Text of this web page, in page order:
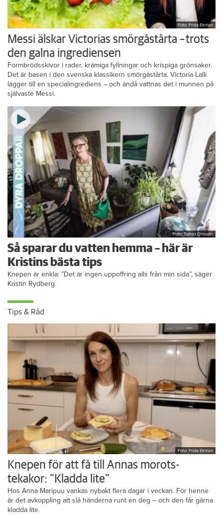
Foto: Frida Ekman
Messi älskar Victorias smörgåstårta – trots
den galna ingrediensen
Formbrödsskivor i rader, krämiga fyllningar och krispiga grönsaker.
Det är basen i den svenska klassikern smörgåstårta. Victoria Lalli
lägger till en specialingrediens – och ändå vattnas det i munnen på
självaste Messi.
Foto: Tomas Ohlsson
Så sparar du vatten hemma – här är
Kristins bästa tips
Knepen är enkla: ”Det är ingen uppoffring alls från min sida”, säger
Kristin Rydberg.
Tips & Råd
Foto: Frida Ekman
Knepen för att få till Annas morots-
tekakor: ”Kladda lite”
Hos Anna Maripuu vankas nybakt flera dagar i veckan. För henne
är det avkoppling att slå händerna runt en deg – och den får gärna
kladda lite.